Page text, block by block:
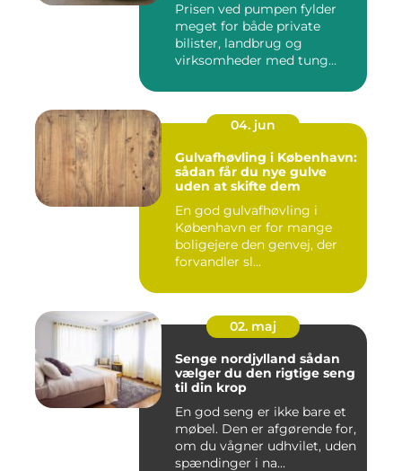
Prisen ved pumpen fylder
meget for både private
bilister, landbrug og
virksomheder med tung
04. jun
Gulvafhøvling i København:
sådan får du nye gulve
uden at skifte dem
En god gulvafhøvling i
København er for mange
boligejere den genvej, der
forvandler sl...
02. maj
Senge nordjylland sådan
vælger du den rigtige seng
til din krop
En god seng er ikke bare et
møbel. Den er afgørende for,
om du vågner udhvilet, uden
spændinger i na...